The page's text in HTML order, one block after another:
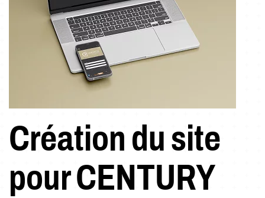
Création du site
pour CENTURY